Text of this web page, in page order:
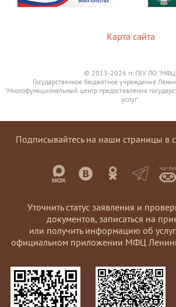
Карта сайта
© 2013-2026 гг. ГБУ ЛО
Государственное бюджетное учреждение
"Многофункциональный центр предоставления
услуг".
Подписывайтесь на наши страницы в
Уточнить статус заявления и
документов, записаться на
или получить информацию об
официальном приложении МФЦ